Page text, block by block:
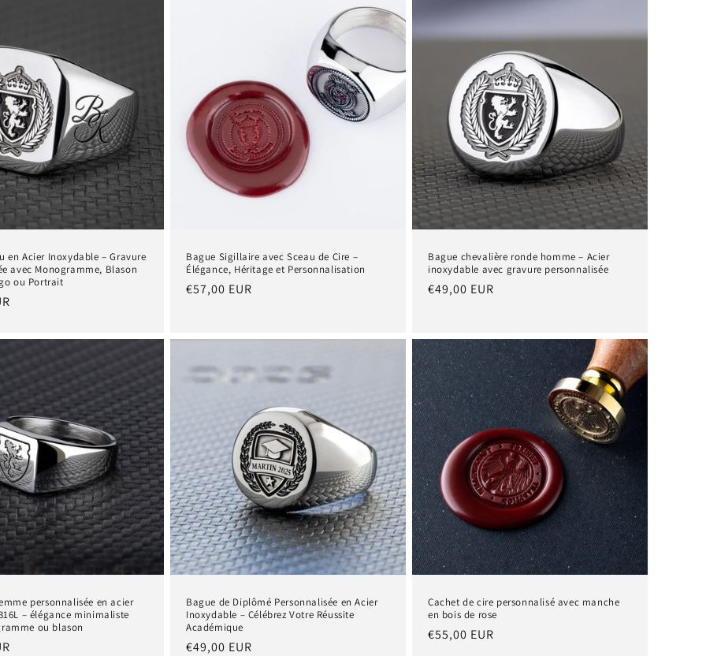
en Acier Inoxydable – Gravure
avec Monogramme, Blason
ou Portrait
Bague Sigillaire avec Sceau de Cire –
Élégance, Héritage et Personnalisation
Prix
€57,00 EUR
Bague chevalière ronde homme – Acier
inoxydable avec gravure personnalisée
Prix
€49,00 EUR
personnalisée en acier
– élégance minimaliste
ou blason
Bague de Diplômé Personnalisée en Acier
Inoxydable – Célébrez Votre Réussite
Académique
Prix
€49,00 EUR
Cachet de cire personnalisé avec manche
en bois de rose
Prix
€55,00 EUR